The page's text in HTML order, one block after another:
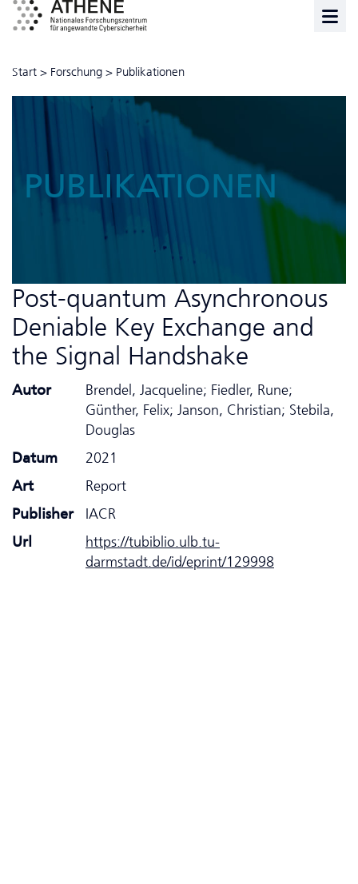
Start > Forschung > Publikationen
PUBLIKATIONEN
Post-quantum Asynchronous
Deniable Key Exchange and
the Signal Handshake
Autor
Brendel, Jacqueline; Fiedler, Rune;
Günther, Felix; Janson, Christian; Stebila,
Douglas
Datum
2021
Art
Report
Publisher
IACR
Url
https://tubiblio.ulb.tu-
darmstadt.de/id/eprint/129998